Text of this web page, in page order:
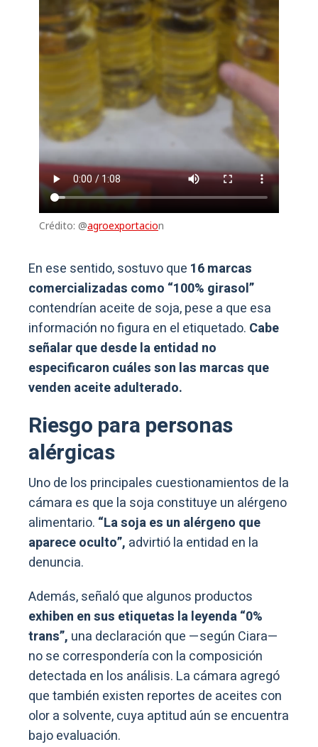
Crédito: @agroexportacion
En ese sentido, sostuvo que 16 marcas
comercializadas como “100% girasol”
contendrían aceite de soja, pese a que esa
información no figura en el etiquetado. Cabe
señalar que desde la entidad no
especificaron cuáles son las marcas que
venden aceite adulterado.
Riesgo para personas
alérgicas
Uno de los principales cuestionamientos de la
cámara es que la soja constituye un alérgeno
alimentario. “La soja es un alérgeno que
aparece oculto”, advirtió la entidad en la
denuncia.
Además, señaló que algunos productos
exhiben en sus etiquetas la leyenda “0%
trans”, una declaración que —según Ciara—
no se correspondería con la composición
detectada en los análisis. La cámara agregó
que también existen reportes de aceites con
olor a solvente, cuya aptitud aún se encuentra
bajo evaluación.